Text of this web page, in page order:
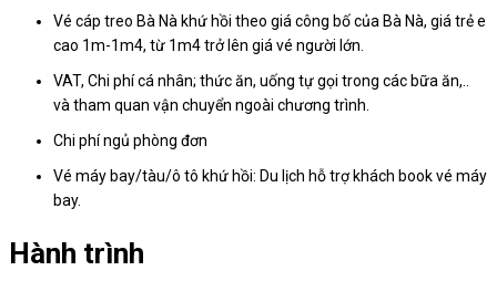
Vé cáp treo Bà Nà khứ hồi theo giá công bố của Bà Nà, giá trẻ e
cao 1m-1m4, từ 1m4 trở lên giá vé người lớn.
VAT, Chi phí cá nhân; thức ăn, uống tự gọi trong các bữa ăn,..
và tham quan vận chuyển ngoài chương trình.
Chi phí ngủ phòng đơn
Vé máy bay/tàu/ô tô khứ hồi: Du lịch hỗ trợ khách book vé máy
bay.
Hành trình